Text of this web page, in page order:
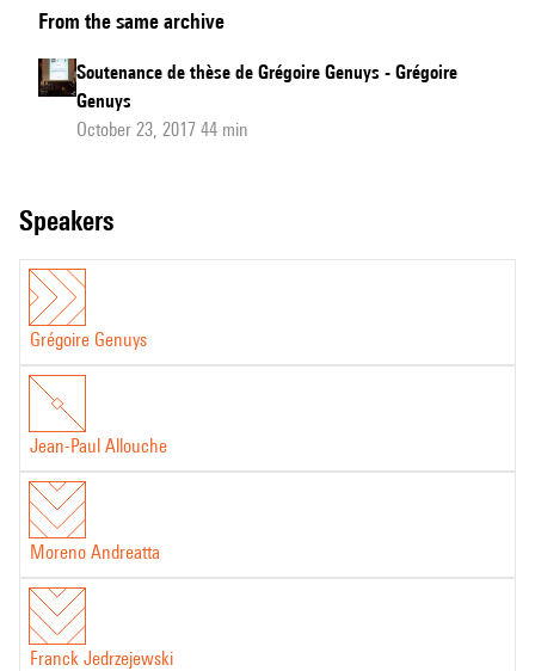
de
thèse
de
Grégoire
questions
du
Jury
From the same archive
Soutenance de thèse de Grégoire Genuys - Grégoire
Genuys
October 23, 2017 44 min
speakers
Grégoire Genuys
Jean-Paul Allouche
Moreno Andreatta
Franck Jedrzejewski